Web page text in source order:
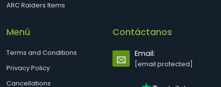
ARC Raiders Items
Menú
Terms and Conditions
Privacy Policy
Cancellations
Contáctanos
Email:
[email protected]